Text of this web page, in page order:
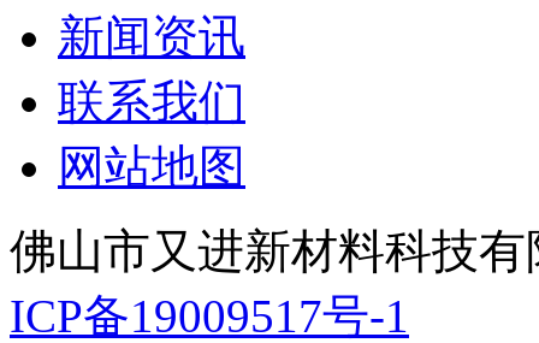
新闻资讯
联系我们
网站地图
佛山市又进新材料科技
ICP备19009517号-1